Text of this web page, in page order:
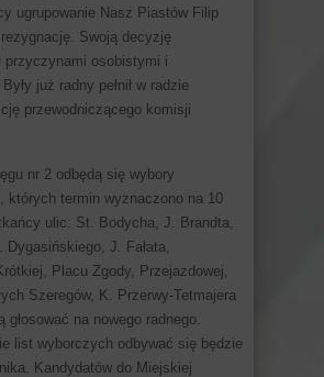
ugrupowanie Nasz Piastów Filip
rezygnację. Swoją decyzję
przyczynami osobistymi i
już radny pełnił w radzie
przewodniczącego komisji
nr 2 odbędą się wybory
których termin wyznaczono na 10
ulic: St. Bodycha, J. Brandta,
Dygasińskiego, J. Fałata,
Placu Zgody, Przejazdowej,
Szeregów, K. Przerwy-Tetmajera
głosować na nowego radnego.
list wyborczych odbywać się będzie
Kandydatów do Miejskiej